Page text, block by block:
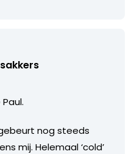
nog steeds
mij. Helemaal ‘cold’